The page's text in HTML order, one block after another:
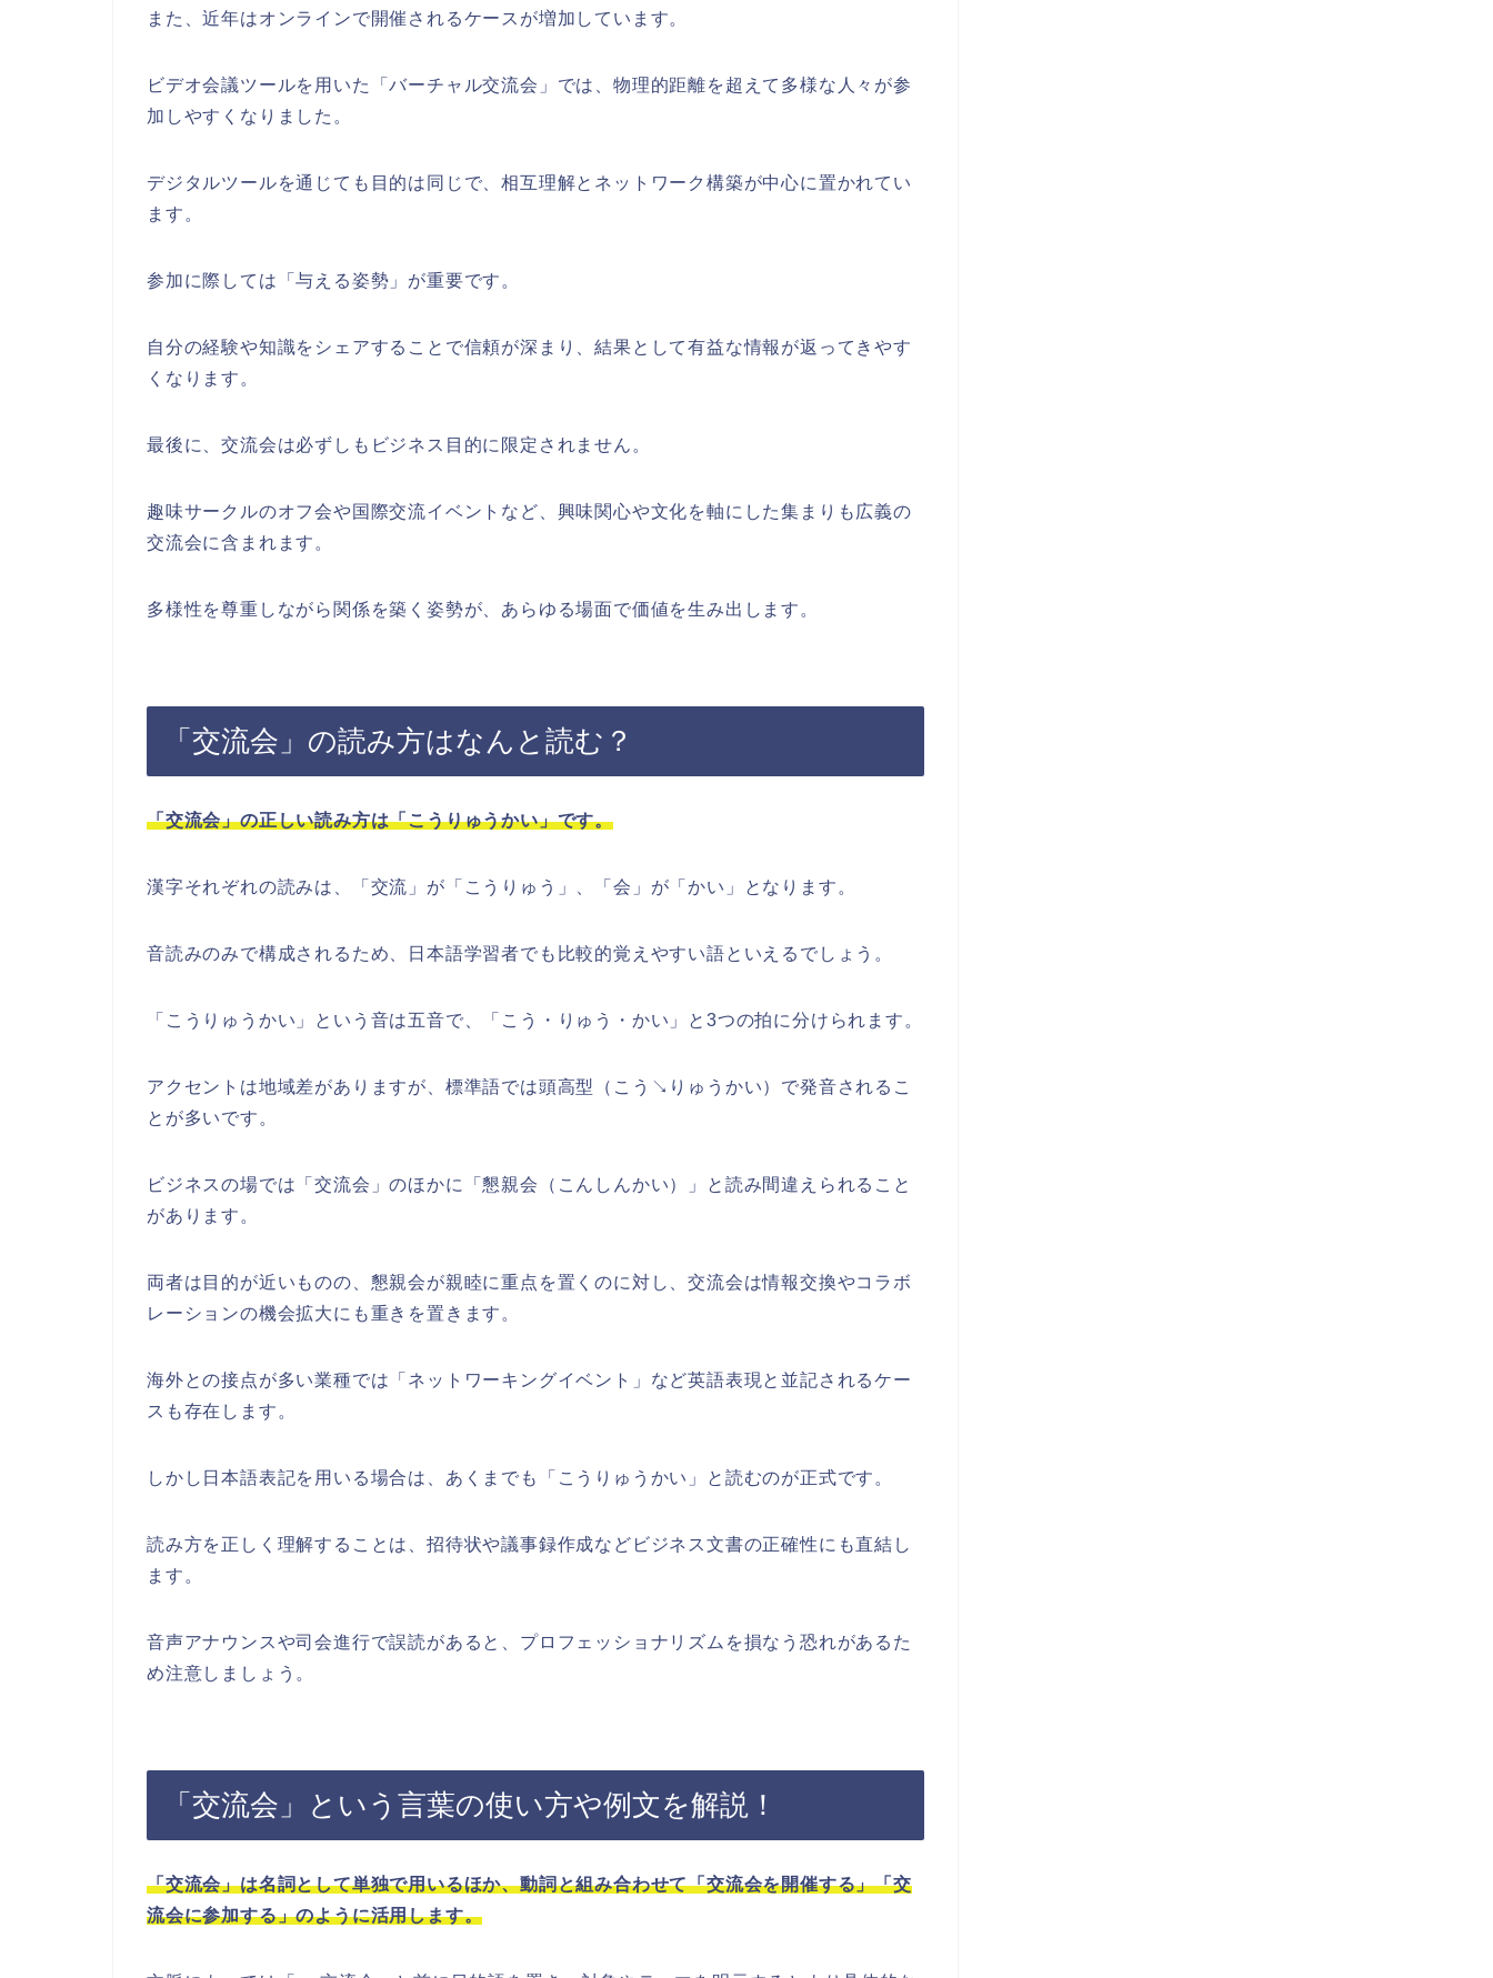
また、近年はオンラインで開催されるケースが増加しています。
ビデオ会議ツールを用いた「バーチャル交流会」では、物理的距離を超えて多様な人々が参
加しやすくなりました。
デジタルツールを通じても目的は同じで、相互理解とネットワーク構築が中心に置かれてい
ます。
参加に際しては「与える姿勢」が重要です。
自分の経験や知識をシェアすることで信頼が深まり、結果として有益な情報が返ってきやす
くなります。
最後に、交流会は必ずしもビジネス目的に限定されません。
趣味サークルのオフ会や国際交流イベントなど、興味関心や文化を軸にした集まりも広義の
交流会に含まれます。
多様性を尊重しながら関係を築く姿勢が、あらゆる場面で価値を生み出します。
「交流会」の読み方はなんと読む？
「交流会」の正しい読み方は「こうりゅうかい」です。
漢字それぞれの読みは、「交流」が「こうりゅう」、「会」が「かい」となります。
音読みのみで構成されるため、日本語学習者でも比較的覚えやすい語といえるでしょう。
「こうりゅうかい」という音は五音で、「こう・りゅう・かい」と3つの拍に分けられます。
アクセントは地域差がありますが、標準語では頭高型（こう↘りゅうかい）で発音されるこ
とが多いです。
ビジネスの場では「交流会」のほかに「懇親会（こんしんかい）」と読み間違えられること
があります。
両者は目的が近いものの、懇親会が親睦に重点を置くのに対し、交流会は情報交換やコラボ
レーションの機会拡大にも重きを置きます。
海外との接点が多い業種では「ネットワーキングイベント」など英語表現と並記されるケー
スも存在します。
しかし日本語表記を用いる場合は、あくまでも「こうりゅうかい」と読むのが正式です。
読み方を正しく理解することは、招待状や議事録作成などビジネス文書の正確性にも直結し
ます。
音声アナウンスや司会進行で誤読があると、プロフェッショナリズムを損なう恐れがあるた
め注意しましょう。
「交流会」という言葉の使い方や例文を解説！
「交流会」は名詞として単独で用いるほか、動詞と組み合わせて「交流会を開催する」「交
流会に参加する」のように活用します。